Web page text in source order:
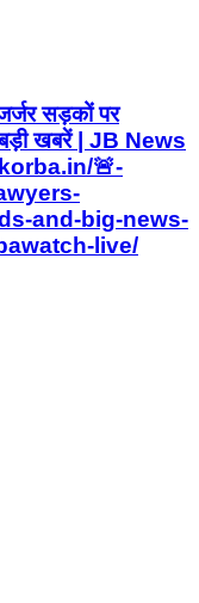
सड़कों पर
खबरें | JB News
🚨-
and-big-news-
live/